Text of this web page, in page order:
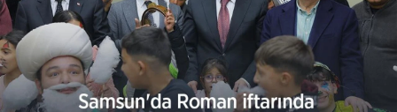
POLİTİKA
Siyaset
Spor